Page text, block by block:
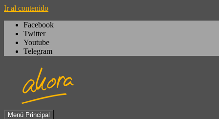
Ir al contenido
Facebook
Twitter
Youtube
Telegram
Menú Principal